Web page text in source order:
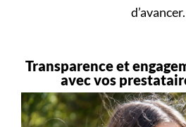
d’avancer.
Transparence et
avec vos